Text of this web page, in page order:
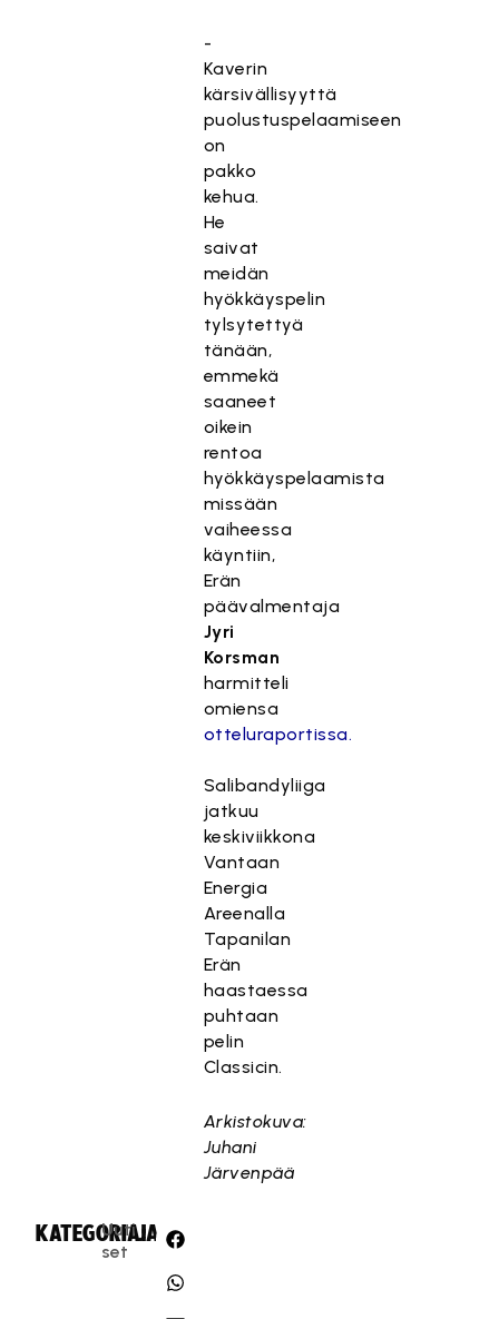
-
Kaverin
kärsivällisyyttä
puolustuspelaamiseen
on
pakko
kehua.
He
saivat
meidän
hyökkäyspelin
tylsytettyä
tänään,
emmekä
saaneet
oikein
rentoa
hyökkäyspelaamista
missään
vaiheessa
käyntiin,
Erän
päävalmentaja
Jyri
Korsman
harmitteli
omiensa
otteluraportissa.
Salibandyliiga
jatkuu
keskiviikkona
Vantaan
Energia
Areenalla
Tapanilan
Erän
haastaessa
puhtaan
pelin
Classicin.
Arkistokuva:
Juhani
Järvenpää
KATEGORIA:
Uuti
set
JAA: